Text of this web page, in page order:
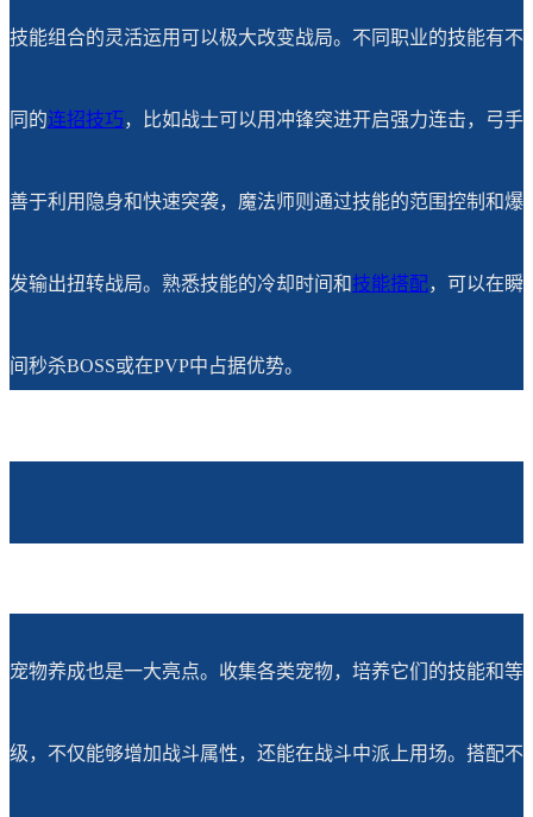
技能组合的灵活运用可以极大改变战局。不同职业的技能有不
同的连招技巧，比如战士可以用冲锋突进开启强力连击，弓手
善于利用隐身和快速突袭，魔法师则通过技能的范围控制和爆
发输出扭转战局。熟悉技能的冷却时间和技能搭配，可以在瞬
间秒杀BOSS或在PVP中占据优势。
宠物养成也是一大亮点。收集各类宠物，培养它们的技能和等
级，不仅能够增加战斗属性，还能在战斗中派上用场。搭配不